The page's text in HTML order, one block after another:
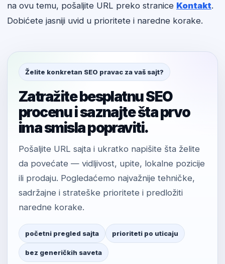
na ovu temu, pošaljite URL preko stranice Kontakt.
Dobićete jasniji uvid u prioritete i naredne korake.
Želite konkretan SEO pravac za vaš sajt?
Zatražite besplatnu SEO
procenu i saznajte šta prvo
ima smisla popraviti.
Pošaljite URL sajta i ukratko napišite šta želite
da povećate — vidljivost, upite, lokalne pozicije
ili prodaju. Pogledaćemo najvažnije tehničke,
sadržajne i strateške prioritete i predložiti
naredne korake.
početni pregled sajta prioriteti po uticaju
bez generičkih saveta